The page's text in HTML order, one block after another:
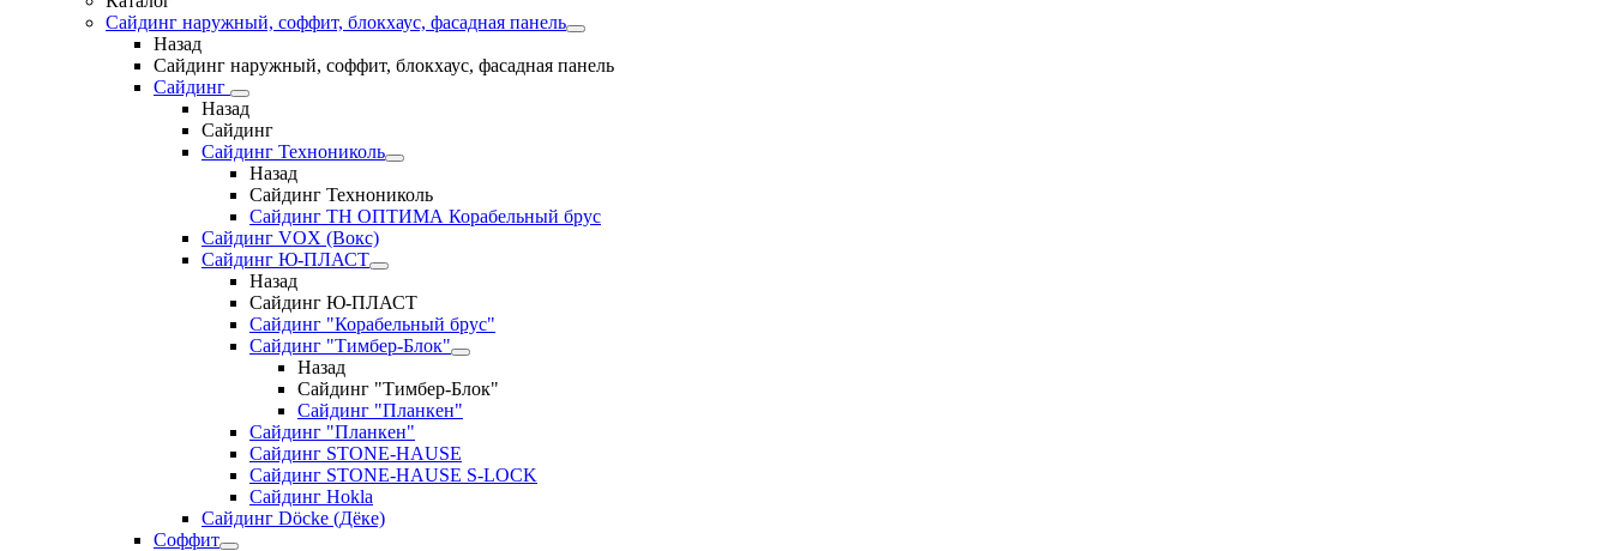
Сайдинг наружный, соффит, блокхаус, фасадная панель
Назад
Сайдинг наружный, соффит, блокхаус, фасадная панель
Сайдинг
Назад
Сайдинг
Сайдинг Технониколь
Назад
Сайдинг Технониколь
Сайдинг ТН ОПТИМА Корабельный брус
Сайдинг VOX (Вокс)
Сайдинг Ю-ПЛАСТ
Назад
Сайдинг Ю-ПЛАСТ
Сайдинг "Корабельный брус"
Сайдинг "Тимбер-Блок"
Назад
Сайдинг "Тимбер-Блок"
Сайдинг "Планкен"
Сайдинг "Планкен"
Сайдинг STONE-HAUSE
Сайдинг STONE-HAUSE S-LOCK
Сайдинг Hokla
Сайдинг Döcke (Дёке)
Соффит